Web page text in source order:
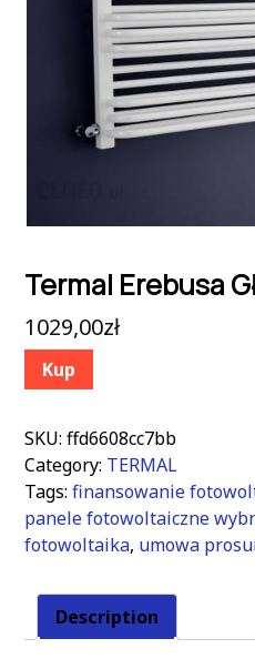
Termal Erebusa
1029,00zł
Kup
SKU: ffd6608cc7bb
Category: TERMAL
Tags: finansowanie
panele fotowoltaiczne
fotowoltaika, umowa
Description